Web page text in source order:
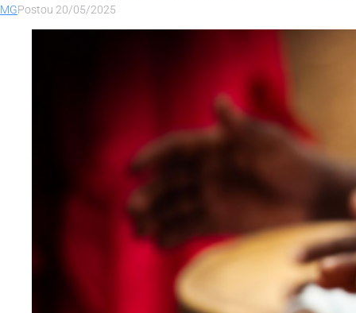
MGPostou 20/05/2025